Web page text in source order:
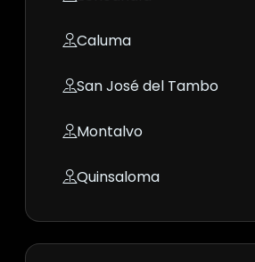
Caluma
San José del Tambo
Montalvo
Quinsaloma